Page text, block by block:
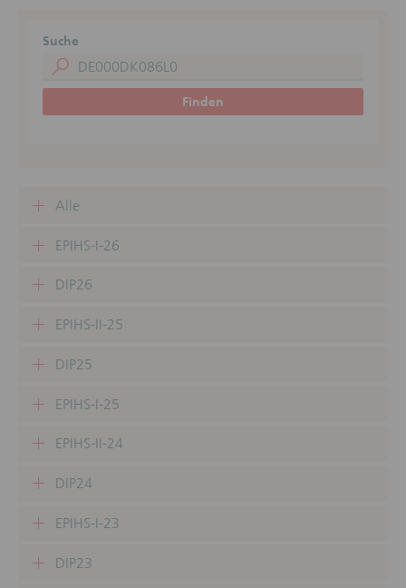
Suche
Finden
Alle
EPIHS-I-26
DIP26
EPIHS-II-25
DIP25
EPIHS-I-25
EPIHS-II-24
DIP24
EPIHS-I-23
DIP23